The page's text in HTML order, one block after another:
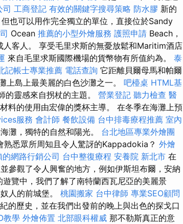
司 工商登記 有效的關鍵字搜尋策略 防水膠 新的
也可以用作完全獨立的單位，直接位於Sandy
Ocean 推薦的小型外燴服務 護照申請 Beach，
客人。 享受毛里求斯的無憂放鬆和Maritim酒店
來自毛里求斯國際機場的貨幣物有所值約為。 泰
記帳士專業推薦 電話查詢 它距離貝爾母馬和帕爾
島上最美麗的白色沙灘之一。 吧檯桌 HTML基
的靈感來自拐杖的主題。 營業登記 聽力檢查 醫
料的使用由宏偉的獎杯主導。 在冬季在海灘上預
服務 會計師 餐飲設備 台中排毒療程推薦 室內
灘，獨特的自然和陽光。 台北地區專業外燴團
熟悉眾所周知且令人驚訝的Kappadokia？ 外燴
網路行銷公司 台中整復療程 安養院 新北市 在
參觀了令人興奮的地方，例如伊斯坦布爾，安納
覽中，我們了解了南特蘭西瓦尼亞的美麗景
人的前城堡。 桃園搬家 台中律師 專業SEO顧問
的歷史，並在我們出發前的晚上與出色的探戈口
教學 外燴佈置 北部眼科權威 那不勒斯真正的意